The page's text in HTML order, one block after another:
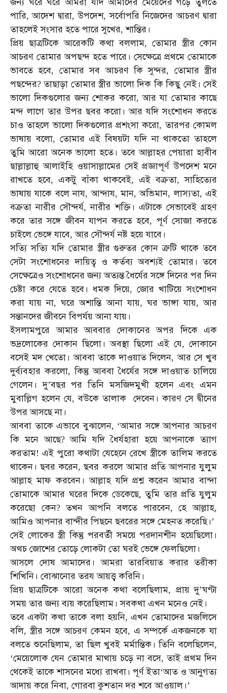
পারি,আদেশ দ্বারা,উপদেশ,সর্বোপরি নিজেদের আচরণ দ্বারা
তাহলেই সংসার হতে পারে সুখের,শান্তির।
প্রিয় ছাত্রটিকে আরেকটি কথা বললাম, তোমার স্ত্রীর কোন
আচরণ তোমার অপছন্দ হতে পারে। সেক্ষেত্রে প্রথমে তোমাকে
ভাবতে হবে, তোমার সব আচরণ কি সুন্দর, তোমার স্ত্রীর
পছন্দের?তাছাড়া তোমার স্ত্রীর ভালো দিক কি কিছু নেই। সেই
ভালো দিকগুলোর জন্য শোকর করো,আর যা তোমার কাছে
মন্দ লাগে তার উপর ছবর করো। আর যদি সংশোধন করতে
চাও তাহলে ভালো দিকগুলোর প্রশংসা করো,তারপর কোমল
ভাষায় বলো, তোমার এই বিষয়টা যদি না থাকতো তাহলে
তুমি আরো অনেক ভালো হতে। তবে আল্লাহর পেয়ারা হাবীব
ছাল্লাল্লাহু আলাইহি ওয়াসাল্লামের সেই প্রজ্ঞাপূর্ণ উপদেশ মনে
রাখতে হবে, একটু বাঁকা থাকবেই, এই বক্রতা,সাহিত্যের
ভাষায় যাকে বলে নায,আন্দায,মান,অভিমান,লাস্যতা, এই
বক্রতা নারীর সৌন্দর্য,নারীর শক্তি। এটাকে সেভাবেই গ্রহণ
করে তার সঙ্গে জীবন যাপন করতে হবে, পূর্ণ সোজা করতে
চাইলে ভেঙ্গে যাবে,আর সৌন্দর্য নষ্ট হয়ে যাবে।
সত্যি সত্যি যদি তোমার স্ত্রীর গুরুতর কোন ত্রুটি থাকে তবে
সেটা সংশোধনের দায়িত্ব ও কর্তব্য অবশ্যই তোমার। তবে
সেক্ষেত্রেও সংশোধনের জন্য অত্যন্ত ধৈর্যের সঙ্গে দিনের পর দিন
চেষ্টা করে যেতে হবে। ধমক দিয়ে,জোর খাটিয়ে সংশোধন
করা যায় না,ঘরে অশান্তি আনা যায়,ঘর ভাঙ্গা যায়,আর
সন্তানদের জীবনে বিপর্যয় আনা যায়।
ইসলামপুরে আমার আববার দোকানের অপর দিকে এক
ভদ্রলোকের দোকান ছিলো। অবস্থা ছিলো এই যে, দোকানে
বসেই মদ খেতো। আববা তাকে দাওয়াত দিলেন,আর সে খুব
দুর্ব্যবহার করলো,কিন্তু আববা ধৈর্যের সঙ্গে দাওয়াত চালিয়ে
গেলেন। দু’বছর পর তিনি মসজিদমুখী হলেন এবং এমন
মুবাল্লিগ হলেন যে,বউকে তালাক দেবেন। কারণ সে দ্বীনের
উপর আসছে না।
আববা তাকে এভাবে বুঝালেন, ‘আমার সঙ্গে আপনার আচরণ
কি মনে আছে?আমি যদি ধৈর্যহারা হয়ে আপনাকে ত্যাগ
করতাম!এই পুরো কথাটা যেহেনে রেখে স্ত্রীকে তালিম করতে
থাকেন। ছবর করেন,ছবর করলে আমার প্রতি আপনার যুলুম
আল্লাহ মাফ করবেন। আল্লাহ যদি প্রশ্ন করেন আমার বান্দা
তোমাকে আমার ঘরের দিকে ডেকেছে,তুমি তার প্রতি যুলুম
করেছো কেন?তখন আপনি বলতে পারবেন,হে আল্লাহ,
আমিও আপনার বান্দীর পিছনে ছবরের সঙ্গে মেহনত করেছি।’
সেই লোকের স্ত্রী কিন্তু পরবর্তী সময়ে পরদানশীন হয়েছিলো।
অথচ জোশের তোড়ে লোকটা তো ঘরই ভেঙ্গে ফেলছিলো।
আসলে দোষ আমাদের। আমরা তারবিয়াত করার তরীকা
শিখিনি। বোঝানোর তরয আয়ত্ত্ব করিনি।
প্রিয় ছাত্রটিকে আরো অনেক কথা বলেছিলাম, প্রায় দু’ঘণ্টা
সময় তার জন্য ব্যয় করেছিলাম। সবকথা এখন মনেও নেই।
তবে একটা কথা তাকে বলা হয়নি,এখন তোমাদের মজলিসে
বলি,স্ত্রীর সঙ্গে আচরণ কেমন হবে, এ সম্পর্কে একজনকে যা
বলতে শুনেছিলাম,তা ছিল খুবই মর্মান্তিক। তিনি বলেছিলেন,
‘মেয়েলোক যেন তোমার মাথায় চড়ে না বসে,তাই প্রথম দিন
থেকেই তাকে শাসনের মধ্যে রাখবা। পূর্ণ ইতা‘আত ও আনুগত্য
আদায় করে নিবা, গোরবা কুশতান দর শবে আওয়াল।’